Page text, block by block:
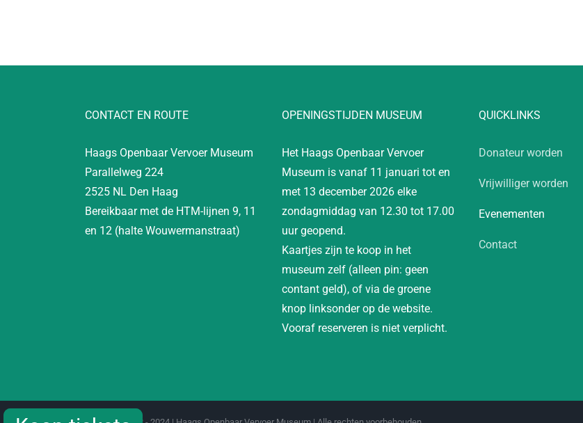
CONTACT EN ROUTE
Haags Openbaar Vervoer Museum
Parallelweg 224
2525 NL Den Haag
Bereikbaar met de HTM-lijnen 9, 11
en 12 (halte Wouwermanstraat)
OPENINGSTIJDEN MUSEUM
Het Haags Openbaar Vervoer
Museum is vanaf 11 januari tot en
met 13 december 2026 elke
zondagmiddag van 12.30 tot 17.00
uur geopend.
Kaartjes zijn te koop in het
museum zelf (alleen pin: geen
contant geld), of via de groene
knop linksonder op de website.
Vooraf reserveren is niet verplicht.
QUICKLINKS
Donateur worden
Vrijwilliger worden
Evenementen
Contact